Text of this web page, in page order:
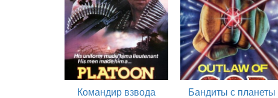
Командир взвода Бандиты с планеты